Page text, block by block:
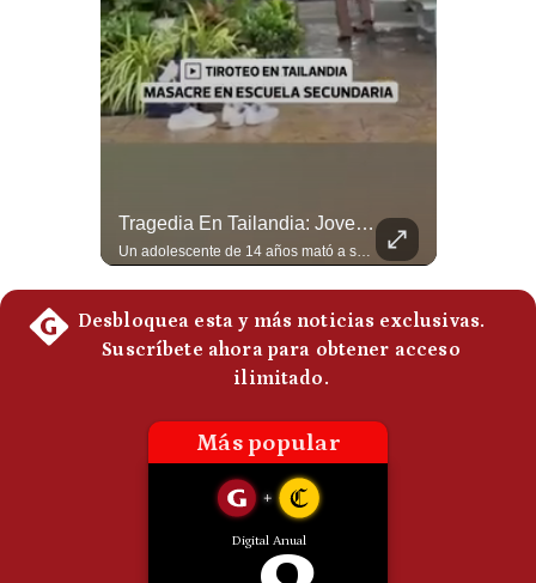
Tragedia En Tailandia: Joven De 14 Años Ataca A Su Familia Y Colegio | Gestión Mundo
Un adolescente de 14 años mató a sus abuelos y luego atacó su colegio de secundaria en Tailandia, dejando cinco fallecidos adicionales y más de 30 heridos antes de quitarse la vida. Según las autoridades y el primer ministro Anutin Charnvirakul, el hecho habría sido motivado por estrés académico extremo. El suceso reabre el debate sobre la alta posesión de armas de fuego en el país asiático. #Tailandia #Noticias #UltimaHora #NoticiasInternacionales #Shorts 👉 Suscríbete y activa la campana para no perderte nuestro análisis diario. 🌎 Síguenos en nuestras redes sociales: 📌 Web oficial: https://gestion.pe/mundo/ 📌 LinkedIn: http://bit.ly/3HYIET0 📌 X (Twitter): http://bit.ly/4noZtX9 📌 TikTok: http://bit.ly/4evB6TO